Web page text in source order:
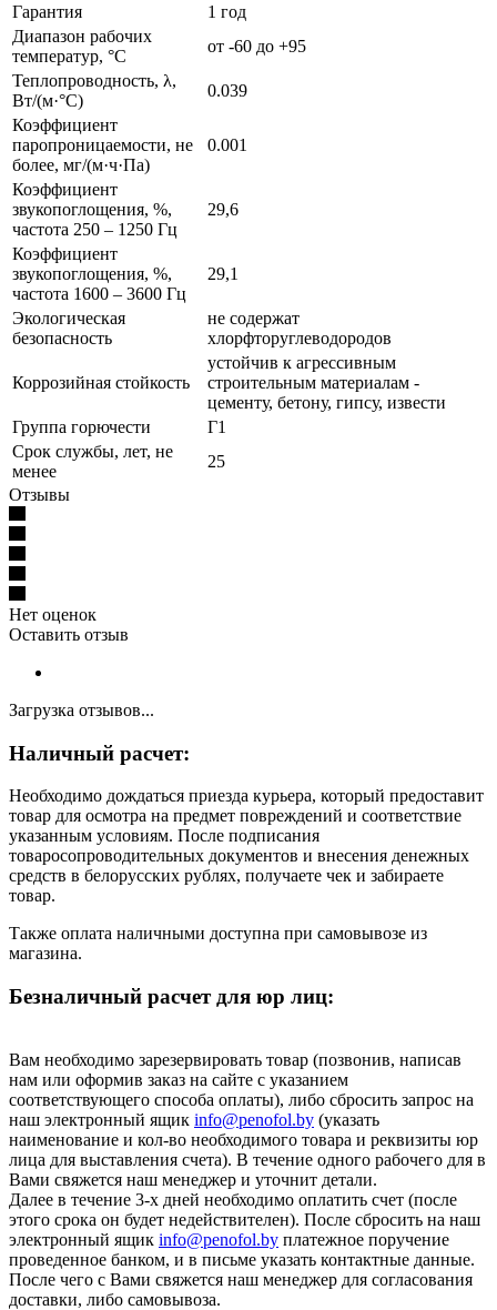
Гарантия
1 год
Диапазон рабочих
температур, °C
от -60 до +95
Теплопроводность, λ,
Вт/(м·°C)
0.039
Коэффициент
паропроницаемости, не
более, мг/(м·ч·Па)
0.001
Коэффициент
звукопоглощения, %,
частота 250 – 1250 Гц
29,6
Коэффициент
звукопоглощения, %,
частота 1600 – 3600 Гц
29,1
Экологическая
безопасность
не содержат
хлорфторуглеводородов
Коррозийная стойкость
устойчив к агрессивным
строительным материалам -
цементу, бетону, гипсу, извести
Группа горючести
Г1
Срок службы, лет, не
менее
25
Отзывы
Нет оценок
Оставить отзыв
Загрузка отзывов...
Наличный расчет:
Необходимо дождаться приезда курьера, который предоставит
товар для осмотра на предмет повреждений и соответствие
указанным условиям. После подписания
товаросопроводительных документов и внесения денежных
средств в белорусских рублях, получаете чек и забираете
товар.
Также оплата наличными доступна при самовывозе из
магазина.
Безналичный расчет для юр лиц:
Вам необходимо зарезервировать товар (позвонив, написав
нам или оформив заказ на сайте с указанием
соответствующего способа оплаты), либо сбросить запрос на
наш электронный ящик info@penofol.by (указать
наименование и кол-во необходимого товара и реквизиты юр
лица для выставления счета). В течение одного рабочего для в
Вами свяжется наш менеджер и уточнит детали.
Далее в течение 3-х дней необходимо оплатить счет (после
этого срока он будет недействителен). После сбросить на наш
электронный ящик info@penofol.by платежное поручение
проведенное банком, и в письме указать контактные данные.
После чего с Вами свяжется наш менеджер для согласования
доставки, либо самовывоза.